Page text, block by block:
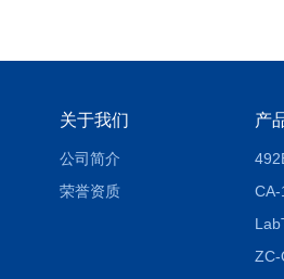
关于我们
公司简介
荣誉资质
产
ZC-